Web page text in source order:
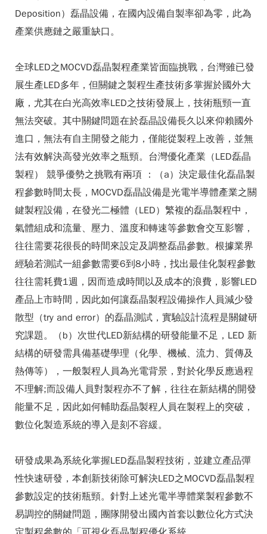
Deposition）磊晶設備，在國內設備自製率卻為零，此為
產業供應鏈之嚴重缺口。
全球LED之MOCVD磊晶製程產業皆面臨挑戰，台灣雖已發
展生產LED多年，但關鍵之製程生產技術多掌握於國外大
廠，尤其在白光高效率LED之技術發展上，技術瓶頸一直
無法突破。其中關鍵問題在於磊晶設備長久以來仰賴國外
進口，無法有自主開發之能力，僅能從製程上改善，並無
法有效解決高發光效率之瓶頸。台灣優化產業（LED磊晶
製程） 競爭優勢之挑戰有兩項 ：（a）決定最佳化磊晶製
程參數時間太長，MOCVD磊晶設備是光電半導體產業之關
鍵製程設備，在發光二極體（LED）繁複的磊晶製程中，
氣體組成和流量、壓力、溫度和轉速等參數會交互影響，
往往需要花很長的時間來設定及調整磊晶參數。根據業界
經驗若測試一組參數需要6到8小時，找出最佳化製程參數
往往需耗費1週，因而造成時間以及成本的浪費，影響LED
產品上市時間，因此如何讓磊晶製程設備操作人員減少發
散型（try and error）的磊晶測試，實驗設計流程是關鍵研
究課題。（b）次世代LED新結構的研發能量不足，LED 新
結構的研發需具備基礎學理（化學、機械、流力、質傳及
熱傳等），一般製程人員為光電背景，對於化學反應過程
不理解;而設備人員對製程亦不了解，往往在新結構的開發
能量不足，因此如何輔助磊晶製程人員在製程上的突破，
數位化製造系統的導入是刻不容緩。
研發成果為系統化掌握LED磊晶製程技術，並建立產品彈
性快速研發，本創新技術除可解決LED之MOCVD磊晶製程
參數設定的技術瓶頸。針對上述光電半導體業製程參數不
易調控的關鍵問題，團隊開發出國內首套以數位化方式決